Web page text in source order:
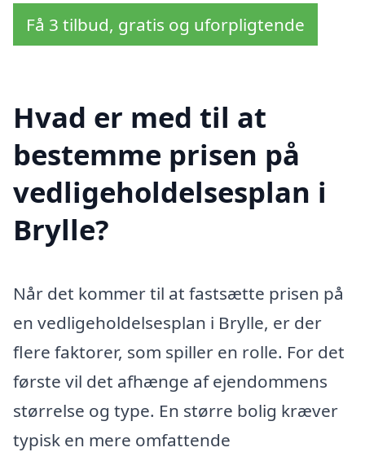
Få 3 tilbud, gratis og uforpligtende
Hvad er med til at
bestemme prisen på
vedligeholdelsesplan i
Brylle?
Når det kommer til at fastsætte prisen på
en vedligeholdelsesplan i Brylle, er der
flere faktorer, som spiller en rolle. For det
første vil det afhænge af ejendommens
størrelse og type. En større bolig kræver
typisk en mere omfattende